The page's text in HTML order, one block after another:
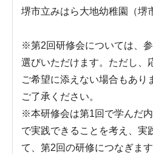
堺市立みはら大地幼稚園（堺
※第2回研修会については、
選びいただけます。ただし、
ご希望に添えない場合もあり
ご了承ください。
※本研修会は第1回で学んだ
で実践できることを考え、実
て、第2回の研修につなぎま